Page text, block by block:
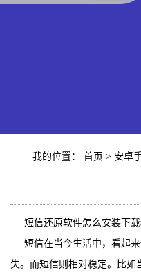
我的位置： 首页 > 安卓
短信还原软件怎么安装下载
短信在当今生活中，看起来
失。而短信则相对稳定。比如